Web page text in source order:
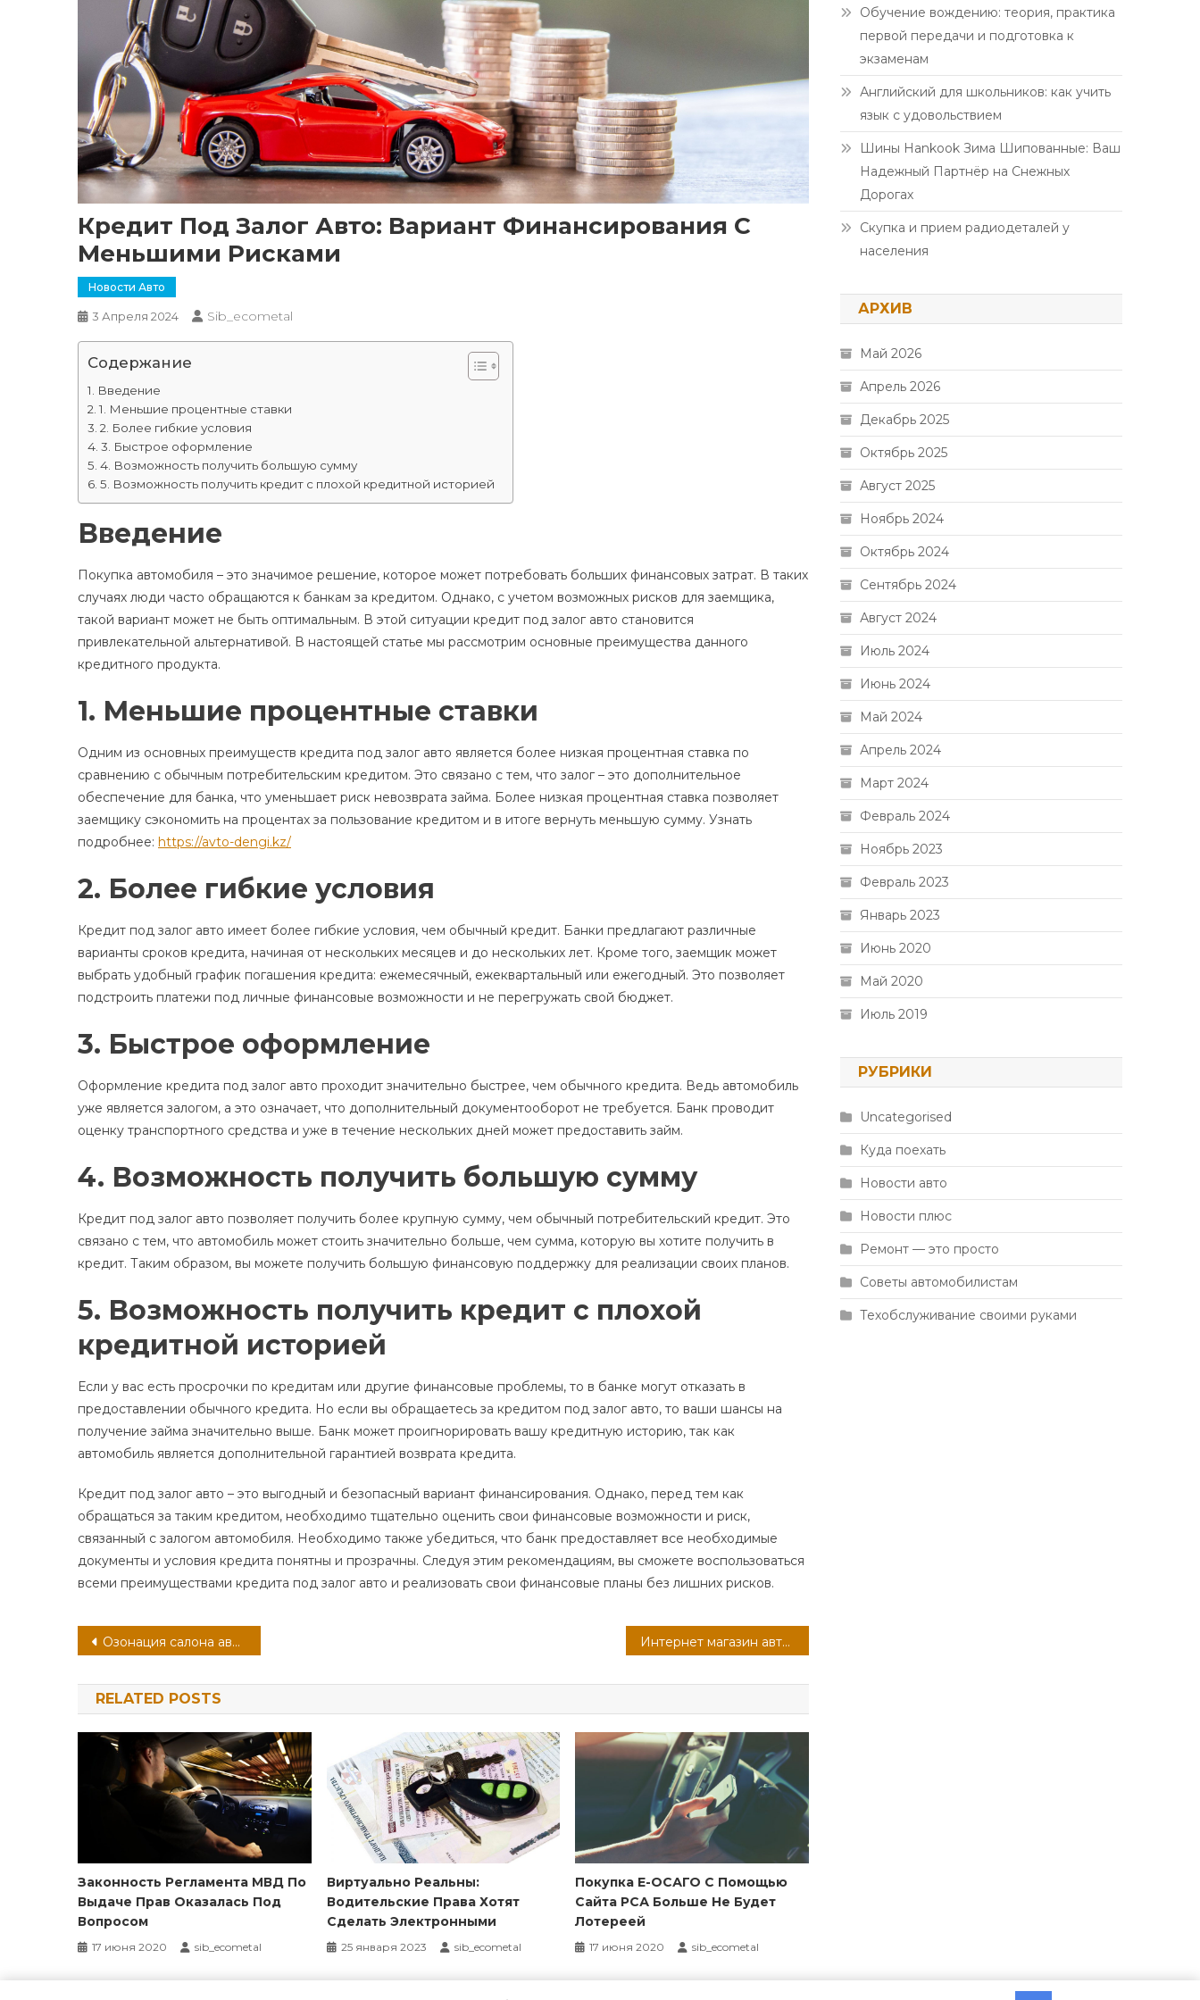
Кредит Под Залог Авто: Вариант Финансирования С
Меньшими Рисками
Новости Авто
3 Апреля 2024 Sib_ecometal
Содержание
Введение
1. Меньшие процентные ставки
2. Более гибкие условия
3. Быстрое оформление
4. Возможность получить большую сумму
5. Возможность получить кредит с плохой кредитной историей
Введение
Покупка автомобиля – это значимое решение, которое может потребовать больших финансовых затрат. В таких
случаях люди часто обращаются к банкам за кредитом. Однако, с учетом возможных рисков для заемщика,
такой вариант может не быть оптимальным. В этой ситуации кредит под залог авто становится
привлекательной альтернативой. В настоящей статье мы рассмотрим основные преимущества данного
кредитного продукта.
1. Меньшие процентные ставки
Одним из основных преимуществ кредита под залог авто является более низкая процентная ставка по
сравнению с обычным потребительским кредитом. Это связано с тем, что залог – это дополнительное
обеспечение для банка, что уменьшает риск невозврата займа. Более низкая процентная ставка позволяет
заемщику сэкономить на процентах за пользование кредитом и в итоге вернуть меньшую сумму. Узнать
подробнее: https://avto-dengi.kz/
2. Более гибкие условия
Кредит под залог авто имеет более гибкие условия, чем обычный кредит. Банки предлагают различные
варианты сроков кредита, начиная от нескольких месяцев и до нескольких лет. Кроме того, заемщик может
выбрать удобный график погашения кредита: ежемесячный, ежеквартальный или ежегодный. Это позволяет
подстроить платежи под личные финансовые возможности и не перегружать свой бюджет.
3. Быстрое оформление
Оформление кредита под залог авто проходит значительно быстрее, чем обычного кредита. Ведь автомобиль
уже является залогом, а это означает, что дополнительный документооборот не требуется. Банк проводит
оценку транспортного средства и уже в течение нескольких дней может предоставить займ.
4. Возможность получить большую сумму
Кредит под залог авто позволяет получить более крупную сумму, чем обычный потребительский кредит. Это
связано с тем, что автомобиль может стоить значительно больше, чем сумма, которую вы хотите получить в
кредит. Таким образом, вы можете получить большую финансовую поддержку для реализации своих планов.
5. Возможность получить кредит с плохой
кредитной историей
Если у вас есть просрочки по кредитам или другие финансовые проблемы, то в банке могут отказать в
предоставлении обычного кредита. Но если вы обращаетесь за кредитом под залог авто, то ваши шансы на
получение займа значительно выше. Банк может проигнорировать вашу кредитную историю, так как
автомобиль является дополнительной гарантией возврата кредита.
Кредит под залог авто – это выгодный и безопасный вариант финансирования. Однако, перед тем как
обращаться за таким кредитом, необходимо тщательно оценить свои финансовые возможности и риск,
связанный с залогом автомобиля. Необходимо также убедиться, что банк предоставляет все необходимые
документы и условия кредита понятны и прозрачны. Следуя этим рекомендациям, вы сможете воспользоваться
всеми преимуществами кредита под залог авто и реализовать свои финансовые планы без лишних рисков.
Навигация
по
записям
Озонация салона автомобиля: преимущества и способы проведения процедуры Интернет магазин автозапчастей: удобство и доступность для автолюбителей
RELATED POSTS
Законность Регламента МВД По
Выдаче Прав Оказалась Под
Вопросом
17 июня 2020 sib_ecometal
Виртуально Реальны:
Водительские Права Хотят
Сделать Электронными
25 января 2023 sib_ecometal
Покупка Е-ОСАГО С Помощью
Сайта РСА Больше Не Будет
Лотереей
17 июня 2020 sib_ecometal
Обучение вождению: теория, практика
первой передачи и подготовка к
экзаменам
Английский для школьников: как учить
язык с удовольствием
Шины Hankook Зима Шипованные: Ваш
Надежный Партнёр на Снежных
Дорогах
Скупка и прием радиодеталей у
населения
АРХИВ
Май 2026
Апрель 2026
Декабрь 2025
Октябрь 2025
Август 2025
Ноябрь 2024
Октябрь 2024
Сентябрь 2024
Август 2024
Июль 2024
Июнь 2024
Май 2024
Апрель 2024
Март 2024
Февраль 2024
Ноябрь 2023
Февраль 2023
Январь 2023
Июнь 2020
Май 2020
Июль 2019
РУБРИКИ
Uncategorised
Куда поехать
Новости авто
Новости плюс
Ремонт — это просто
Советы автомобилистам
Техобслуживание своими руками